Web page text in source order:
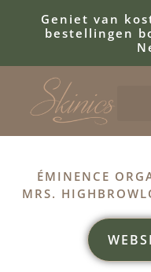
Geniet van
bestellingen
ÉMINENCE
MRS. HIGHBROW